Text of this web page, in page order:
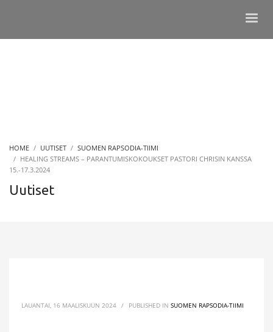
HOME UUTISET
SUOMEN RAPSODIA-TIIMI
HEALING STREAMS – PARANTUMISKOKOUKSET PASTORI CHRISIN KANSSA
15.-17.3.2024
Uutiset
LAUANTAI, 16 MAALISKUUN 2024 / PUBLISHED IN SUOMEN RAPSODIA-TIIMI